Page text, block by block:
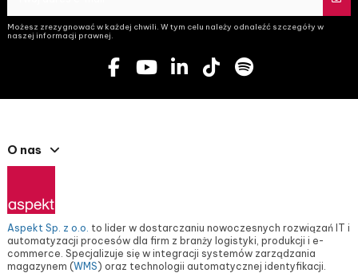
Możesz zrezygnować w każdej chwili. W tym celu należy odnaleźć szczegóły w
naszej informacji prawnej.
O nas
Aspekt Sp. z o.o. to lider w dostarczaniu nowoczesnych rozwiązań IT i
automatyzacji procesów dla firm z branży logistyki, produkcji i e-
commerce. Specjalizuje się w integracji systemów zarządzania
magazynem (WMS) oraz technologii automatycznej identyfikacji.